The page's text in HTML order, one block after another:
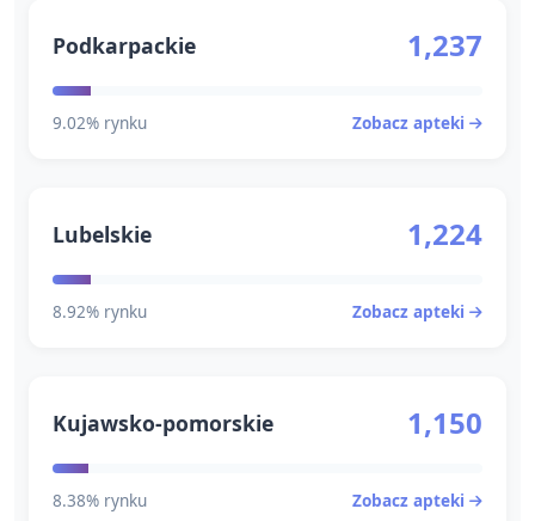
Podkarpackie 1,237
9.02% rynku Zobacz apteki
Lubelskie 1,224
8.92% rynku Zobacz apteki
Kujawsko-pomorskie 1,150
8.38% rynku Zobacz apteki